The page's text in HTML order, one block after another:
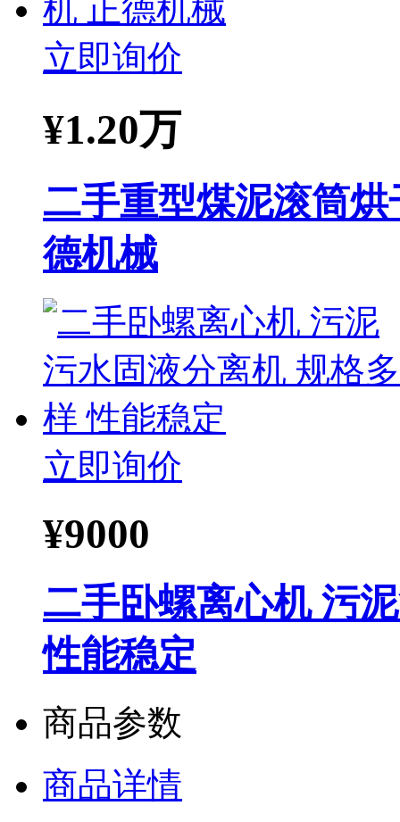
立即询价
¥1.20万
二手重型煤泥滚筒
德机械
立即询价
¥9000
二手卧螺离心机 污
性能稳定
商品参数
商品详情